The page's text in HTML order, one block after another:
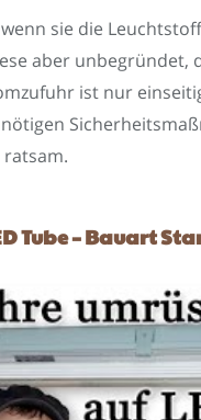
sie die
aber unbegründet,
ist nur
Tube – Bauart